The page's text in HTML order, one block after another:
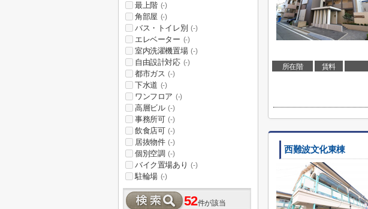
所在階 賃料
西難波文化東棟
最上階 (-)
角部屋 (-)
バス・トイレ別 (-)
エレベーター (-)
室内洗濯機置場 (-)
自由設計対応 (-)
都市ガス (-)
下水道 (-)
ワンフロア (-)
高層ビル (-)
事務所可 (-)
飲食店可 (-)
居抜物件 (-)
個別空調 (-)
バイク置場あり (-)
駐輪場 (-)
52件が該当